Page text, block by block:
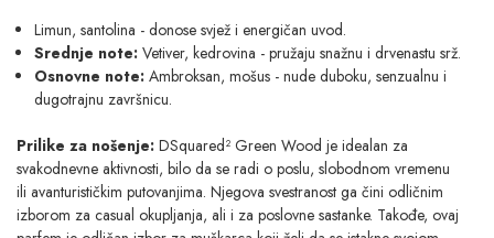
Limun, santolina - donose svjež i energičan uvod.
Srednje note: Vetiver, kedrovina - pružaju snažnu i drvenastu srž.
Osnovne note: Ambroksan, mošus - nude duboku, senzualnu i
dugotrajnu završnicu.
Prilike za nošenje: DSquared² Green Wood je idealan za
svakodnevne aktivnosti, bilo da se radi o poslu, slobodnom vremenu
ili avanturističkim putovanjima. Njegova svestranost ga čini odličnim
izborom za casual okupljanja, ali i za poslovne sastanke. Takođe, ovaj